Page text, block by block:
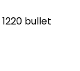
bullet